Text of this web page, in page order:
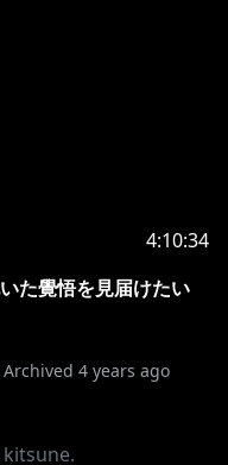
4:10:34
た覺悟を見届けたい
Archived 4 years ago
kitsune.